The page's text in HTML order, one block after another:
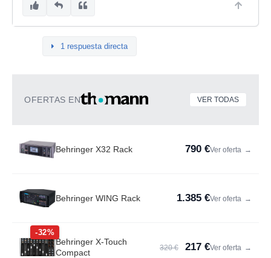
1 respuesta directa
OFERTAS EN VER TODAS
Behringer X32 Rack 790 €Ver oferta →
Behringer WING Rack 1.385 €Ver oferta →
-32%
Behringer X-Touch
Compact
320 € 217 €Ver oferta →